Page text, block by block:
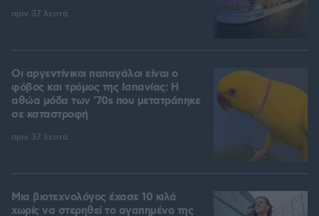
πριν 37 λεπτά
Οι αργεντίνικοι παπαγάλοι είναι ο
φόβος και τρόμος της Ισπανίας: Η
αθώα μόδα των '70s που μετατράπηκε
σε καταστροφή
πριν 37 λεπτά
Μια βιοτεχνολόγος έχασε 10 κιλά
χωρίς να στερηθεί το αγαπημένο της